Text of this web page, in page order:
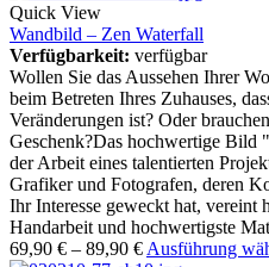
Quick View
Wandbild – Zen Waterfall
Verfügbarkeit: verfügbar
Wollen Sie das Aussehen Ihrer
beim Betreten Ihres Zuhauses,
Veränderungen ist? Oder
Geschenk?Das hochwertige Bild
der Arbeit eines talentierten
Grafiker und Fotografen, deren
Ihr Interesse geweckt hat,
Handarbeit und hochwertigste
69,90 € – 89,90 € Ausführung